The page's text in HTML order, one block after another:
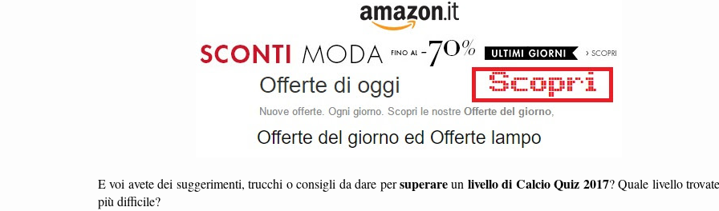
E voi avete dei suggerimenti, trucchi o consigli da dare persuperareun livello di Calcio Quiz 2017? Quale livello
più difficile?